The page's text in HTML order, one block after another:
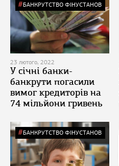
БАНКРУТСТВО ФІНУСТАНОВ
23 лютого, 2022
У січні банки-
банкрути погасили
вимог кредиторів на
74 мільйони гривень
БАНКРУТСТВО ФІНУСТАНОВ